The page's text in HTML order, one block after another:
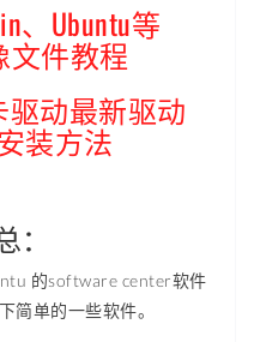
、Ubuntu等
文件教程
驱动最新驱动
装方法
的software center软件
简单的一些软件。